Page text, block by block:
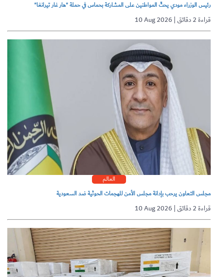
رئيس الوزراء مودي يحثّ المواطنين على المشاركة بحماس في حملة "هار غار تيرانغا"
10 Aug 2026 | قراءة 2 دقائق
العالم
مجلس التعاون يرحب بإدانة مجلس الأمن للهجمات الحوثية ضد السعودية
10 Aug 2026 | قراءة 2 دقائق